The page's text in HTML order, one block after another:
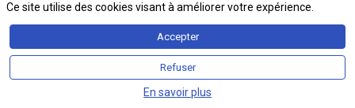
Ce site utilise des cookies visant à améliorer votre expérience.
Accepter
Refuser
En savoir plus